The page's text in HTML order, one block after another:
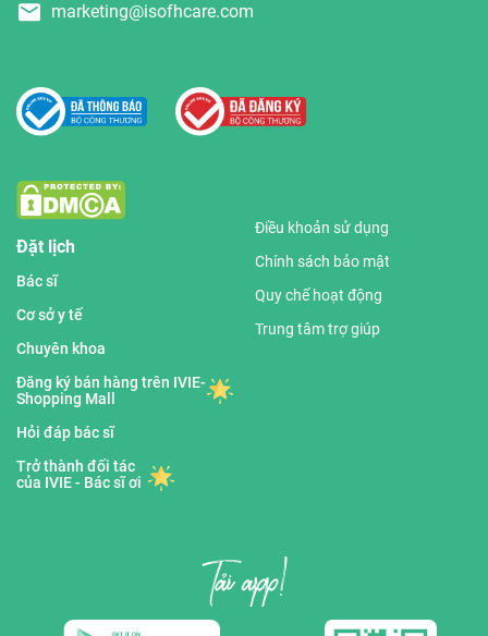
marketing@isofhcare.com
Đặt lịch
Bác sĩ
Cơ sở y tế
Chuyên khoa
Đăng ký bán hàng trên IVIE-
Shopping Mall
Hỏi đáp bác sĩ
Trở thành đối tác
của IVIE - Bác sĩ ơi
Điều khoản sử dụng
Chính sách bảo mật
Quy chế hoạt động
Trung tâm trợ giúp